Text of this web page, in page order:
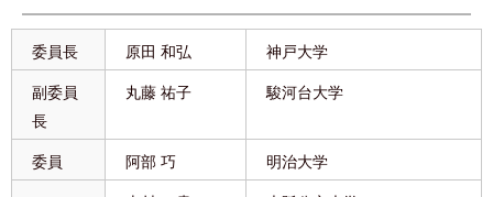
委員長 原田 和弘 神戸大学
副委員
長
丸藤 祐子 駿河台大学
委員 阿部 巧 明治大学